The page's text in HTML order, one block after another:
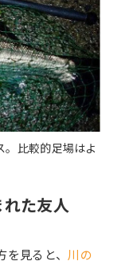
比較的足場はよ
た友人
見ると、 川の